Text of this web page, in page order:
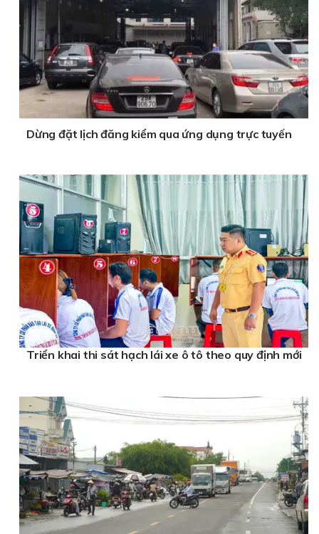
Dừng đặt lịch đăng kiểm qua ứng dụng trực tuyến
Triển khai thi sát hạch lái xe ô tô theo quy định mới